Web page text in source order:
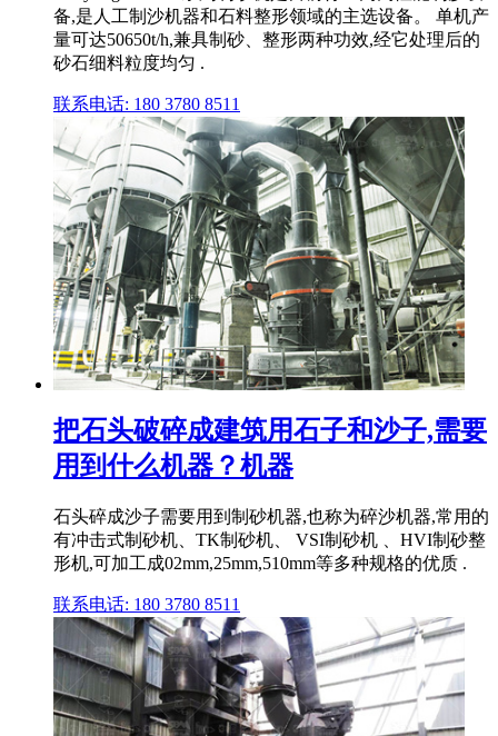
备,是人工制沙机器和石料整形领域的主选设备。 单机产
量可达50650t/h,兼具制砂、整形两种功效,经它处理后的
砂石细料粒度均匀 .
联系电话: 180 3780 8511
把石头破碎成建筑用石子和沙子,需要
用到什么机器？机器
石头碎成沙子需要用到制砂机器,也称为碎沙机器,常用的
有冲击式制砂机、TK制砂机、 VSI制砂机 、HVI制砂整
形机,可加工成02mm,25mm,510mm等多种规格的优质 .
联系电话: 180 3780 8511